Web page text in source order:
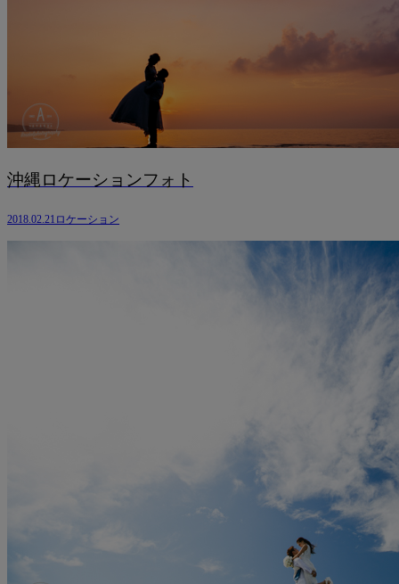
沖縄ロケーションフォト
2018.02.21 ロケーション